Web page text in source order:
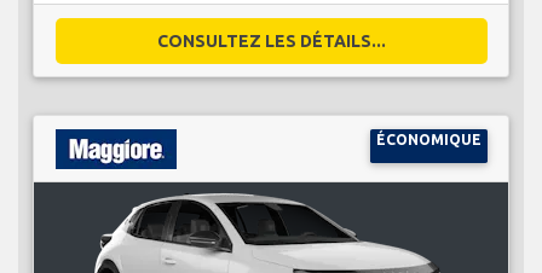
CONSULTEZ LES DÉTAILS...
ÉCONOMIQUE